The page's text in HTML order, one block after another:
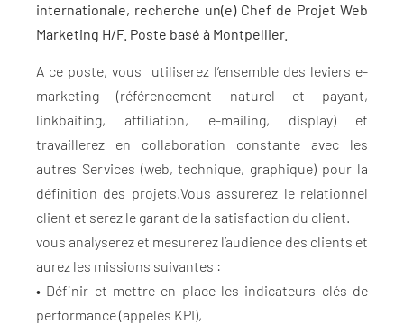
internationale, recherche un(e) Chef de Projet Web
Marketing H/F. Poste basé à Montpellier.
A ce poste, vous utiliserez l’ensemble des leviers e-
marketing (référencement naturel et payant,
linkbaiting, affiliation, e-mailing, display) et
travaillerez en collaboration constante avec les
autres Services (web, technique, graphique) pour la
définition des projets.Vous assurerez le relationnel
client et serez le garant de la satisfaction du client.
vous analyserez et mesurerez l’audience des clients et
aurez les missions suivantes :
• Définir et mettre en place les indicateurs clés de
performance (appelés KPI),